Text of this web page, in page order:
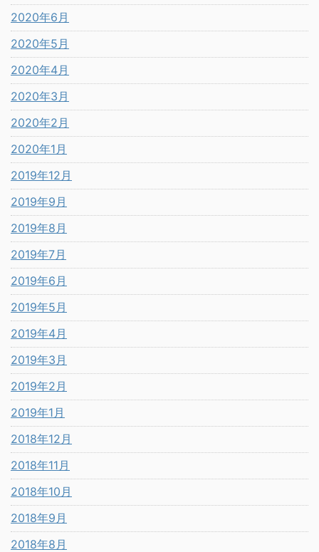
2020年6月
2020年5月
2020年4月
2020年3月
2020年2月
2020年1月
2019年12月
2019年9月
2019年8月
2019年7月
2019年6月
2019年5月
2019年4月
2019年3月
2019年2月
2019年1月
2018年12月
2018年11月
2018年10月
2018年9月
2018年8月